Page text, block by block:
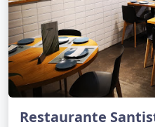
Restaurante